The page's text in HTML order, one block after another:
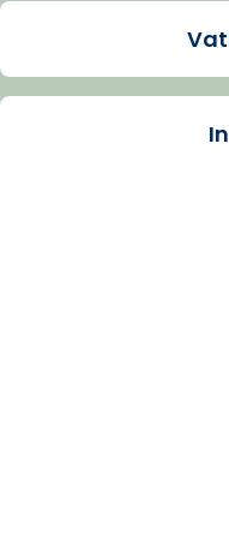
Arquebisbat